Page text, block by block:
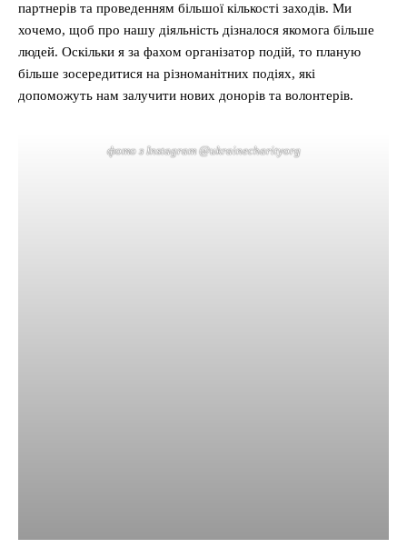
партнерів та проведенням більшої кількості заходів. Ми
хочемо, щоб про нашу діяльність дізналося якомога більше
людей. Оскільки я за фахом організатор подій, то планую
більше зосередитися на різноманітних подіях, які
допоможуть нам залучити нових донорів та волонтерів.
фото з Instagram @ukrainecharityorg